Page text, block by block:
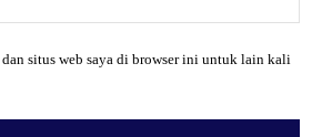
dan situs web saya di browser ini untuk lain kali